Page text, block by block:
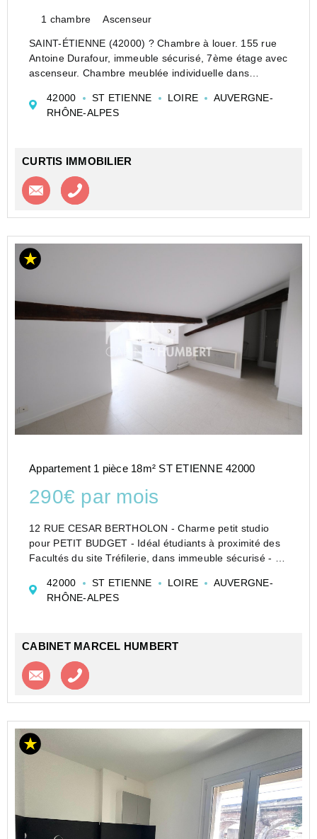
1 chambre Ascenseur
SAINT-ÉTIENNE (42000) ? Chambre à louer. 155 rue
Antoine Durafour, immeuble sécurisé, 7ème étage avec
ascenseur. Chambre meublée individuelle dans
La chambre comprend : lit double, bureau,
rangements.
42000 ST ETIENNE LOIRE
AUVERGNE-
RHÔNE-ALPES
CURTIS IMMOBILIER
Contacter l'agence
Appartement 1 pièce 18m² ST ETIENNE 42000
290€ par mois
12 RUE CESAR BERTHOLON - Charme petit studio
pour PETIT BUDGET - Idéal étudiants à proximité des
Facultés du site Tréfilerie, dans immeuble sécurisé - au
ETAT composé d'une pièce principale avec un coin...
42000 ST ETIENNE LOIRE
AUVERGNE-
RHÔNE-ALPES
CABINET MARCEL HUMBERT
Contacter l'agence